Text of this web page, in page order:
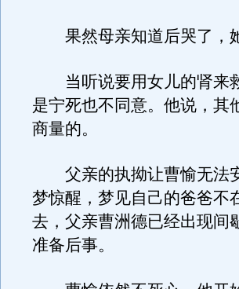
果然母亲知道后哭了，
当听说要用女儿的肾来
是宁死也不同意。他说，其
商量的。
父亲的执拗让曹愉无法
梦惊醒，梦见自己的爸爸不
去，父亲曹洲德已经出现间
准备后事。